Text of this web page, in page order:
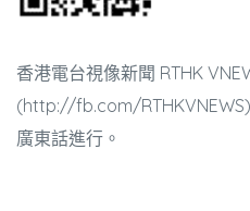
香港電台視像新聞 RTHK
(http://fb.com/
廣東話進行。